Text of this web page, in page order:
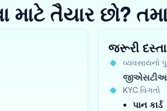
માટે તૈયાર છો?
જરૂરી
વ્યવસાયનો
KYC વિગતો
પાન કાર્ડ